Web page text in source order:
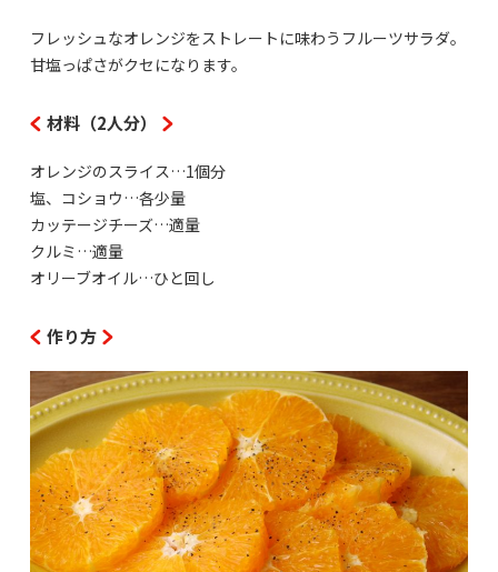
フレッシュなオレンジをストレートに味わうフルーツサラダ。
甘塩っぱさがクセになります。
材料（2人分）
オレンジのスライス…1個分
塩、コショウ…各少量
カッテージチーズ…適量
クルミ…適量
オリーブオイル…ひと回し
作り方